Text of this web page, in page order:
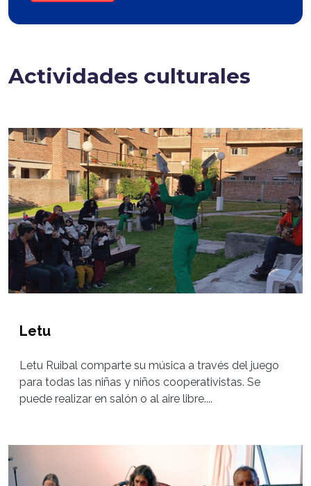
Actividades culturales
Letu
Letu Ruibal comparte su música a través del juego
para todas las niñas y niños cooperativistas. Se
puede realizar en salón o al aire libre....